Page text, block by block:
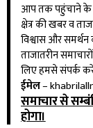
आप तक पहुंचाने के
क्षेत्र की खबर व
विश्वास और
ताजातरीन
लिए हमसे संपर्क
ईमेल–
समाचार से
होगा।